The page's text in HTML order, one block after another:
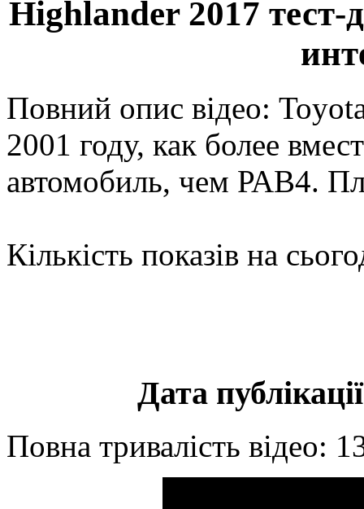
Highlander 2017
Повний опис відео:
2001 году, как более
автомобиль, чем РАВ4.
Кількість показів на
Дата
Повна тривалість відео: